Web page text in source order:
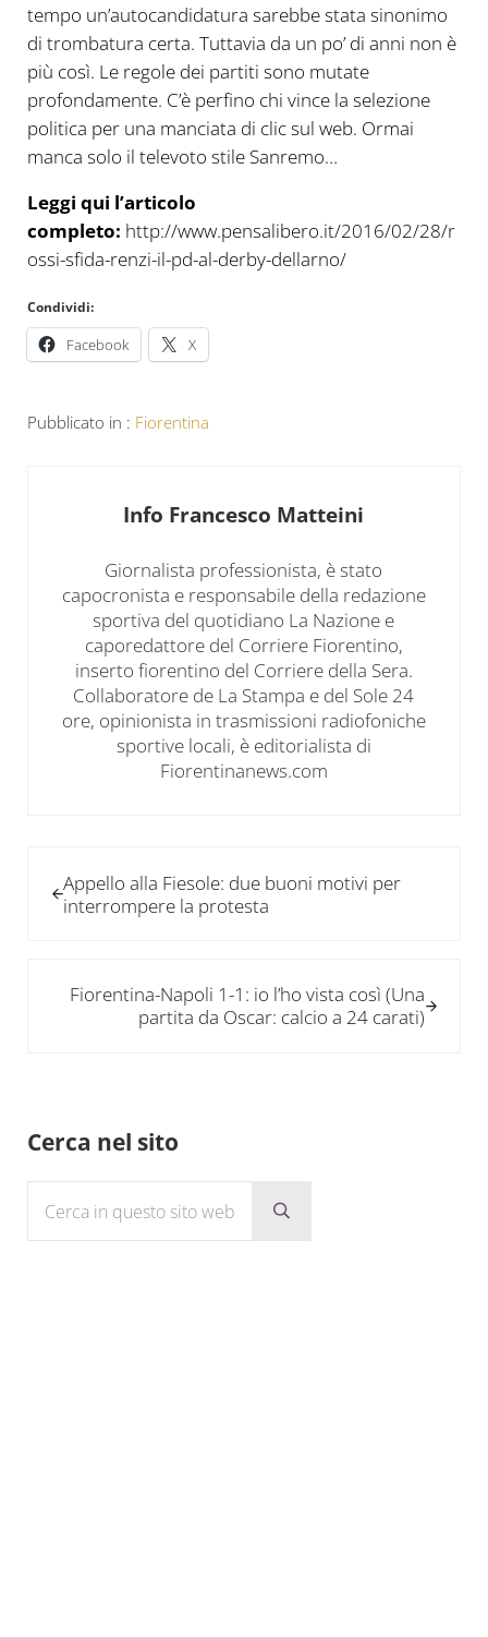
tempo un’autocandidatura sarebbe stata sinonimo
di trombatura certa. Tuttavia da un po’ di anni non è
più così. Le regole dei partiti sono mutate
profondamente. C’è perfino chi vince la selezione
politica per una manciata di clic sul web. Ormai
manca solo il televoto stile Sanremo…
Leggi qui l’articolo
completo: http://www.pensalibero.it/2016/02/28/r
ossi-sfida-renzi-il-pd-al-derby-dellarno/
Condividi:
Facebook X
Pubblicato in : Fiorentina
Info Francesco Matteini
Giornalista professionista, è stato
capocronista e responsabile della redazione
sportiva del quotidiano La Nazione e
caporedattore del Corriere Fiorentino,
inserto fiorentino del Corriere della Sera.
Collaboratore de La Stampa e del Sole 24
ore, opinionista in trasmissioni radiofoniche
sportive locali, è editorialista di
Fiorentinanews.com
Appello alla Fiesole: due buoni motivi per
interrompere la protesta
Fiorentina-Napoli 1-1: io l’ho vista così (Una
partita da Oscar: calcio a 24 carati)
Sidebar
Cerca nel sito
Submit search